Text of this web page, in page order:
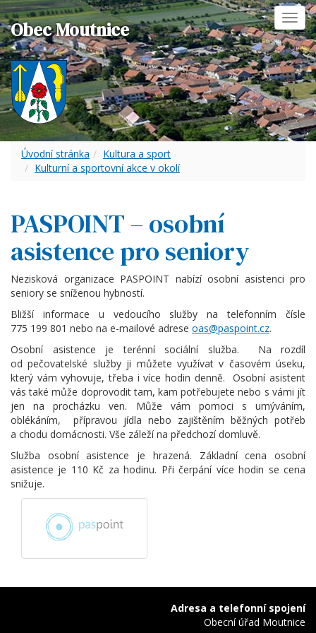
Obec Moutnice
Úvodní stránka
Kultura a sport
Kulturní a sportovní akce v okolí
PASPOINT – osobní
asistence pro seniory
Nezisková organizace PASPOINT nabízí osobní asistenci pro
seniory se sníženou hybností.
Bližší informace u vedoucího služby na telefonním čísle
775 199 801 nebo na e-mailové adrese oas@paspoint.cz.
Osobní asistence je terénní sociální služba. Na rozdíl
od pečovatelské služby ji můžete využívat v časovém úseku,
který vám vyhovuje, třeba i více hodin denně. Osobní asistent
vás také může doprovodit tam, kam potřebujete nebo s vámi jít
jen na procházku ven. Může vám pomoci s umýváním,
oblékáním, přípravou jídla nebo zajištěním běžných potřeb
a chodu domácnosti. Vše záleží na předchozí domluvě.
Služba osobní asistence je hrazená. Základní cena osobní
asistence je 110 Kč za hodinu. Při čerpání více hodin se cena
snižuje.
Adresa a telefonní spojení
Obecní úřad Moutnice